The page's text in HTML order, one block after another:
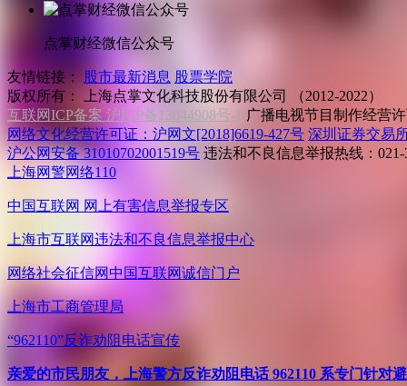
点掌财经微信公众号
友情链接： 股市最新消息 股票学院
版权所有：
上海点掌文化科技股份有限公司 （2012-2022）
互联网ICP备案 沪ICP备13044908号-1 广播电视节目制作经营
网络文化经营许可证：沪网文[2018]6619-427号 深圳证券交易
沪公网安备 31010702001519号 违法和不良信息举报热线：021-
上海网警网络110
中国互联网 网上有害信息举报专区
上海市互联网违法和不良信息举报中心
网络社会征信网中国互联网诚信门户
上海市工商管理局
“962110”反诈劝阻电话宣传
亲爱的市民朋友，上海警方反诈劝阻电话 962110 系专门针